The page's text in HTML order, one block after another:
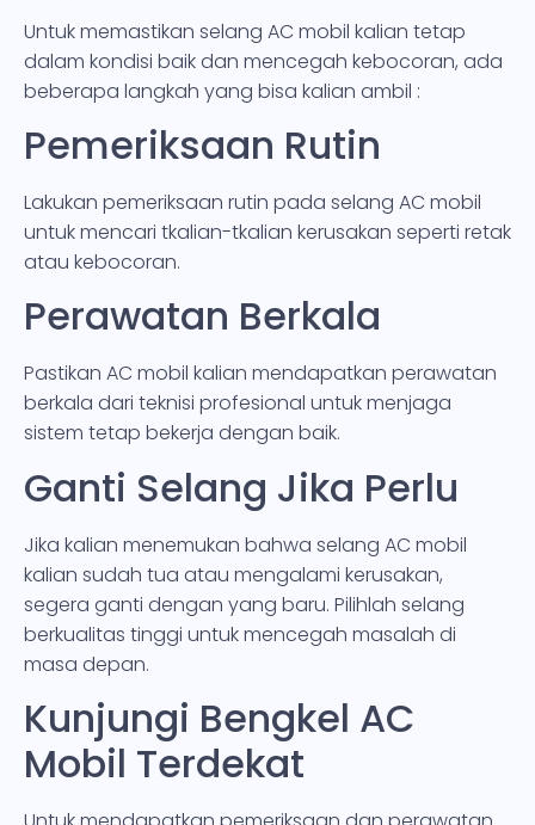
Untuk memastikan selang AC mobil kalian tetap
dalam kondisi baik dan mencegah kebocoran, ada
beberapa langkah yang bisa kalian ambil :
Pemeriksaan Rutin
Lakukan pemeriksaan rutin pada selang AC mobil
untuk mencari tkalian-tkalian kerusakan seperti retak
atau kebocoran.
Perawatan Berkala
Pastikan AC mobil kalian mendapatkan perawatan
berkala dari teknisi profesional untuk menjaga
sistem tetap bekerja dengan baik.
Ganti Selang Jika Perlu
Jika kalian menemukan bahwa selang AC mobil
kalian sudah tua atau mengalami kerusakan,
segera ganti dengan yang baru. Pilihlah selang
berkualitas tinggi untuk mencegah masalah di
masa depan.
Kunjungi Bengkel AC
Mobil Terdekat